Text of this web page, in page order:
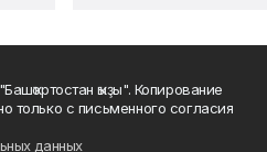
ҡыҙы". Копирование
только с письменного согласия
данных